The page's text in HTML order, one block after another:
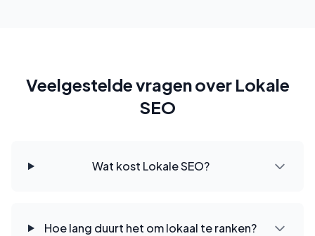
Veelgestelde vragen over Lokale
SEO
Wat kost Lokale SEO?
Hoe lang duurt het om lokaal te ranken?